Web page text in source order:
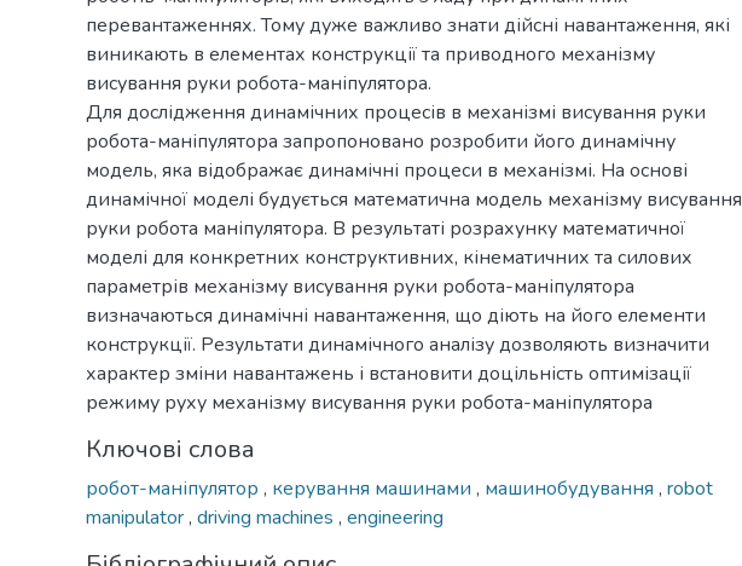
перевантаженнях. Тому дуже важливо знати дійсні навантаження, які
виникають в елементах конструкції та приводного механізму
висування руки робота-маніпулятора.
Для дослідження динамічних процесів в механізмі висування руки
робота-маніпулятора запропоновано розробити його динамічну
модель, яка відображає динамічні процеси в механізмі. На основі
динамічної моделі будується математична модель механізму висування
руки робота маніпулятора. В результаті розрахунку математичної
моделі для конкретних конструктивних, кінематичних та силових
параметрів механізму висування руки робота-маніпулятора
визначаються динамічні навантаження, що діють на його елементи
конструкції. Результати динамічного аналізу дозволяють визначити
характер зміни навантажень і встановити доцільність оптимізації
режиму руху механізму висування руки робота-маніпулятора
Ключові слова
робот-маніпулятор , керування машинами , машинобудування , robot
manipulator, driving machines , engineering